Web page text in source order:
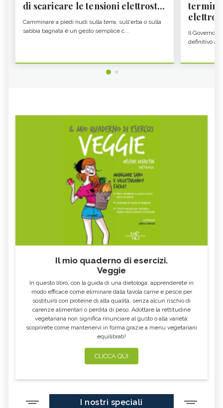
di scaricare le tensioni elettrost...
Camminare a piedi nudi sulla terra, sull'erba o sulla
sabbia bagnata è un gesto semplice c...
Il Governo
definitivo
Il mio quaderno di esercizi.
Veggie
In questo libro, con la guida di una dietologa, apprenderete in
modo efficace come eliminare dalla tavola carne e pesce per
sostituirli con proteine di alta qualità, senza alcun rischio di
carenze alimentari o perdita di peso. Adottare la rettitudine
vegetariana non significa rinunciare al gusto o alla varietà:
scoprirete come mantenervi in forma grazie a menu vegetariani
equilibrati!
CLICCA QUI
I nostri speciali